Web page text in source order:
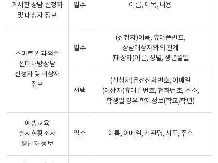
게시판 상담 신청자
및 대상자 정보
필수 이름, 제목, 내용
스마트폰 과의존
센터내방상담
신청자 및 대상자
정보
필수
(신청자)이름, 휴대폰번호,
상담대상자와의 관계
(대상자)이른, 성별, 생년월일
선택
(신청자)유선전화번호, 이메일
(대상자)휴대폰번호, 전화번호, 주소,
학생일 경우 학제정보(학교/학년)
예방교육
실시현황조사
응답자 정보
필수 이름, 이메일, 기관명, 시도, 주소